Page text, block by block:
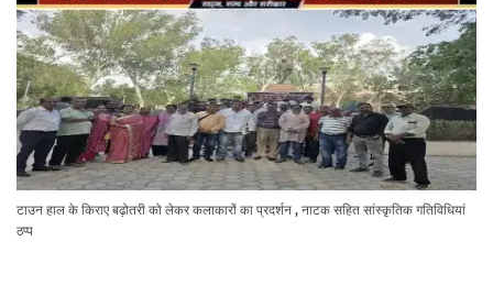
टाउन हाल के किराए बढ़ोतरी को लेकर कलाकारों का प्रदर्शन , नाटक सहित सांस्कृतिक गतिविधियां
ठप्प